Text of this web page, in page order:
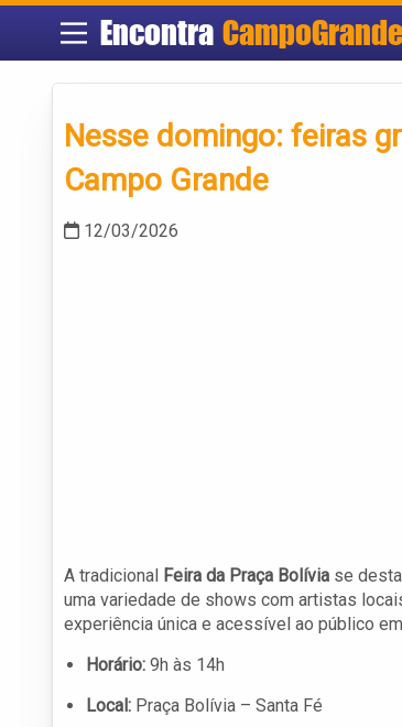
Encontra CampoGrande
Nesse domingo: feiras
Campo Grande
12/03/2026
A tradicional Feira da Praça Bolívia se
uma variedade de shows com artistas
experiência única e acessível ao público
Horário: 9h às 14h
Local: Praça Bolívia – Santa Fé